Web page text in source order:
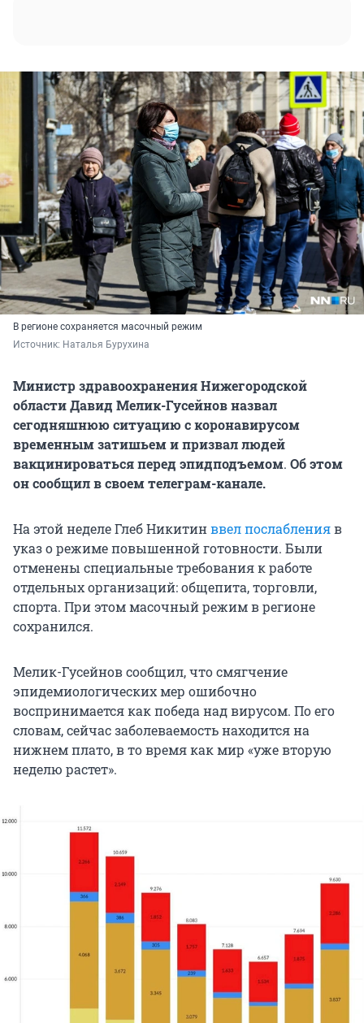
В регионе сохраняется масочный режим
Источник: Наталья Бурухина
Министр здравоохранения Нижегородской
области Давид Мелик-Гусейнов назвал
сегодняшнюю ситуацию с коронавирусом
временным затишьем и призвал людей
вакцинироваться перед эпидподъемом. Об этом
он сообщил в своем телеграм-канале.
На этой неделе Глеб Никитинввел послабленияв
указ о режиме повышенной готовности. Были
отменены специальные требования к работе
отдельных организаций: общепита, торговли,
спорта. При этом масочный режим в регионе
сохранился.
Мелик-Гусейнов сообщил, что смягчение
эпидемиологических мер ошибочно
воспринимается как победа над вирусом. По его
словам, сейчас заболеваемость находится на
нижнем плато, в то время как мир «уже вторую
неделю растет».